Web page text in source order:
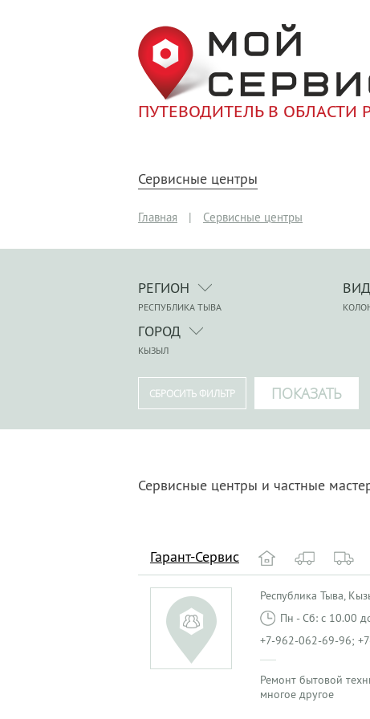
ПУТЕВОДИТЕЛЬ В ОБЛАСТИ
Сервисные центры
Главная | Сервисные центры
РЕГИОН
РЕСПУБЛИКА ТЫВА
ГОРОД
КЫЗЫЛ
Сервисные центры и частные
Гарант-Сервис
Республика Тыва,
Пн - Сб: с 10.00
+7-962-062-69-96;
Ремонт бытовой
многое другое